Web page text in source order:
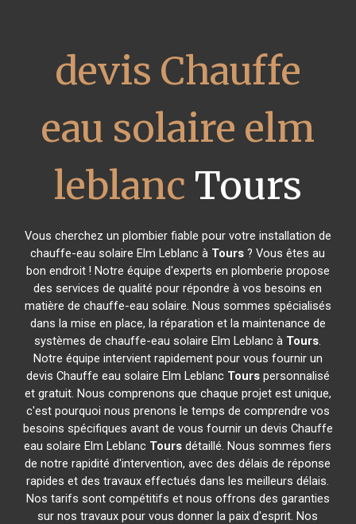
devis Chauffe
eau solaire elm
leblanc Tours
Vous cherchez un plombier fiable pour votre installation de
chauffe-eau solaire Elm Leblanc à Tours ? Vous êtes au
bon endroit ! Notre équipe d'experts en plomberie propose
des services de qualité pour répondre à vos besoins en
matière de chauffe-eau solaire. Nous sommes spécialisés
dans la mise en place, la réparation et la maintenance de
systèmes de chauffe-eau solaire Elm Leblanc à Tours.
Notre équipe intervient rapidement pour vous fournir un
devis Chauffe eau solaire Elm Leblanc Tourspersonnalisé
et gratuit. Nous comprenons que chaque projet est unique,
c'est pourquoi nous prenons le temps de comprendre vos
besoins spécifiques avant de vous fournir un devis Chauffe
eau solaire Elm Leblanc Tours détaillé. Nous sommes fiers
de notre rapidité d'intervention, avec des délais de réponse
rapides et des travaux effectués dans les meilleurs délais.
Nos tarifs sont compétitifs et nous offrons des garanties
sur nos travaux pour vous donner la paix d'esprit. Nos